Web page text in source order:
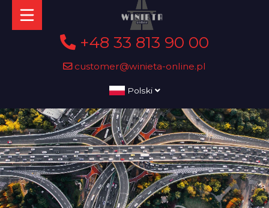
+48 33 813 90 00
customer@winieta-online.pl
Polski